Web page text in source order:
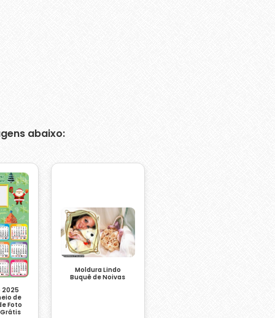
abaixo:
2025
de
Foto
Moldura Lindo
Buquê de Noivas